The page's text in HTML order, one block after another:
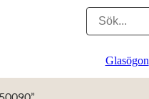
Glasögon